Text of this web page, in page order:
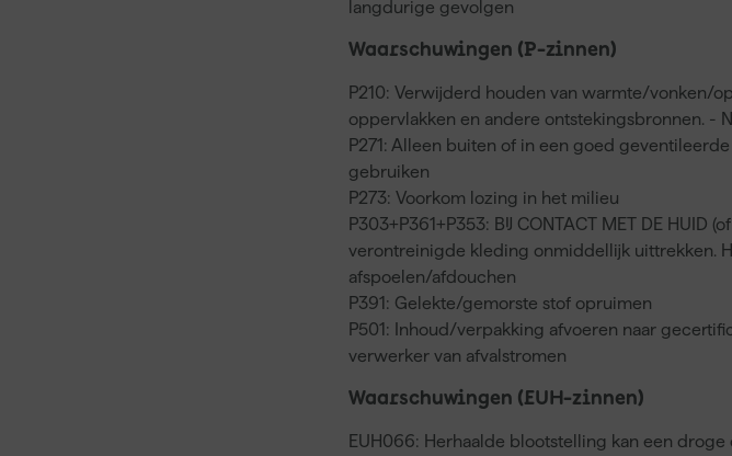
langdurige gevolgen
Waarschuwingen (P-zinnen)
P210: Verwijderd houden van warmte/vonken/
oppervlakken en andere ontstekingsbronnen. -
P271: Alleen buiten of in een goed
gebruiken
P273: Voorkom lozing in het milieu
P303+P361+P353: BIJ CONTACT MET DE HUID
verontreinigde kleding onmiddellijk uittrekken.
afspoelen/afdouchen
P391: Gelekte/gemorste stof opruimen
P501: Inhoud/verpakking afvoeren naar
verwerker van afvalstromen
Waarschuwingen (EUH-zinnen)
EUH066: Herhaalde blootstelling kan een droge